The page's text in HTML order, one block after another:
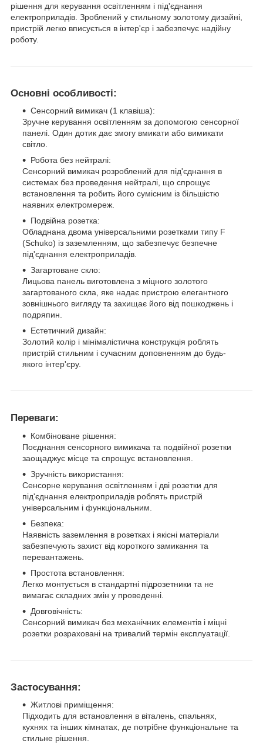
рішення для керування освітленням і під'єднання
електроприладів. Зроблений у стильному золотому дизайні,
пристрій легко вписується в інтер'єр і забезпечує надійну
роботу.
Основні особливості:
Сенсорний вимикач (1 клавіша):
Зручне керування освітленням за допомогою сенсорної
панелі. Один дотик дає змогу вмикати або вимикати
світло.
Робота без нейтралі:
Сенсорний вимикач розроблений для під'єднання в
системах без проведення нейтралі, що спрощує
встановлення та робить його сумісним із більшістю
наявних електромереж.
Подвійна розетка:
Обладнана двома універсальними розетками типу F
(Schuko) із заземленням, що забезпечує безпечне
під'єднання електроприладів.
Загартоване скло:
Лицьова панель виготовлена з міцного золотого
загартованого скла, яке надає пристрою елегантного
зовнішнього вигляду та захищає його від пошкоджень і
подряпин.
Естетичний дизайн:
Золотий колір і мінімалістична конструкція роблять
пристрій стильним і сучасним доповненням до будь-
якого інтер'єру.
Переваги:
Комбіноване рішення:
Поєднання сенсорного вимикача та подвійної розетки
заощаджує місце та спрощує встановлення.
Зручність використання:
Сенсорне керування освітленням і дві розетки для
під'єднання електроприладів роблять пристрій
універсальним і функціональним.
Безпека:
Наявність заземлення в розетках і якісні матеріали
забезпечують захист від короткого замикання та
перевантажень.
Простота встановлення:
Легко монтується в стандартні підрозетники та не
вимагає складних змін у проведенні.
Довговічність:
Сенсорний вимикач без механічних елементів і міцні
розетки розраховані на тривалий термін експлуатації.
Застосування:
Житлові приміщення:
Підходить для встановлення в віталень, спальнях,
кухнях та інших кімнатах, де потрібне функціональне та
стильне рішення.